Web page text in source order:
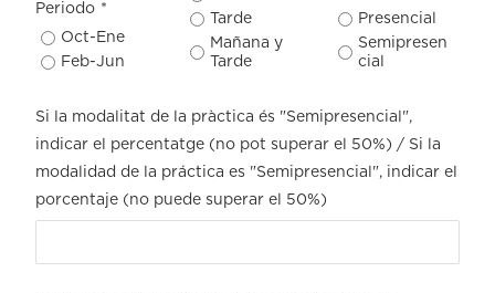
Periodo *
Oct-Ene
Feb-Jun
Tarde
Mañana y
Tarde
Presencial
Semipresen
cial
Si la modalitat de la pràctica és "Semipresencial",
indicar el percentatge (no pot superar el 50%) / Si la
modalidad de la práctica es "Semipresencial", indicar el
porcentaje (no puede superar el 50%)